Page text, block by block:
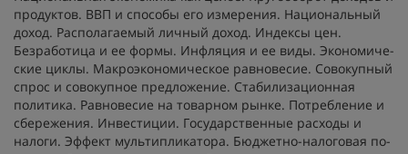
продуктов. ВВП и способы его измерения. Национальный
доход. Располагаемый личный доход. Индексы цен.
Безработица и ее формы. Инфляция и ее виды. Экономиче-
ские циклы. Макроэкономическое равновесие. Совокупный
спрос и совокупное предложение. Стабилизационная
политика. Равновесие на товарном рынке. Потребление и
сбережения. Инвестиции. Государственные расходы и
налоги. Эффект мультипликатора. Бюджетно-налоговая по-